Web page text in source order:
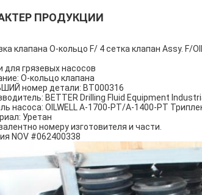
ПРОДУКЦИИ
клапана О-кольцо F/ 4 сетка клапан Assy. F/
для грязевых насосов
О-кольцо клапана
номер детали: BT000316
BETTER Drilling Fluid Equipment
насоса: OILWELL A-1700-PT/A-1400-PT
Уретан
номеру изготовителя и части.
NOV #062400338